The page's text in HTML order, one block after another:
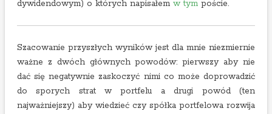
dywidendowym) o których napisałem w tympoście.
Szacowanie przyszłych wyników jest dla mnie niezmiernie
ważne z dwóch głównych powodów: pierwszy aby nie
dać się negatywnie zaskoczyć nimi co może doprowadzić
do sporych strat w portfelu a drugi powód (ten
najważniejszy) aby wiedzieć czy spółka portfelowa rozwija